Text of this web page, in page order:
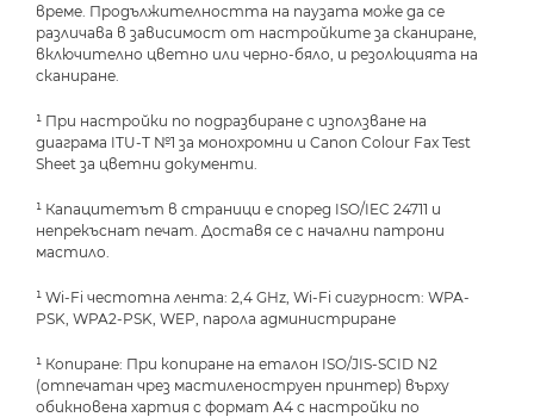
време. Продължителността на паузата може да се
различава в зависимост от настройките за сканиране,
включително цветно или черно-бяло, и резолюцията на
сканиране.
¹ При настройки по подразбиране с използване на
диаграма ITU-T №1 за монохромни и Canon Colour Fax Test
Sheet за цветни документи.
¹ Капацитетът в страници е според ISO/IEC 24711 и
непрекъснат печат. Доставя се с начални патрони
мастило.
¹ Wi-Fi честотна лента: 2,4 GHz, Wi-Fi сигурност: WPA-
PSK, WPA2-PSK, WEP, парола администриране
¹ Копиране: При копиране на еталон ISO/JIS-SCID N2
(отпечатан чрез мастиленоструен принтер) върху
обикновена хартия с формат А4 с настройки по